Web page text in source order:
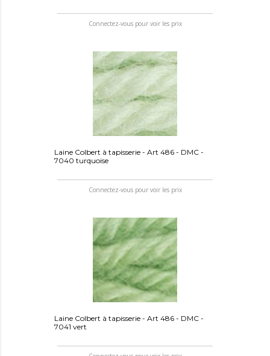
Connectez-vous pour voir les prix
Laine Colbert à tapisserie - Art 486 - DMC -
7040 turquoise
Connectez-vous pour voir les prix
Laine Colbert à tapisserie - Art 486 - DMC -
7041 vert